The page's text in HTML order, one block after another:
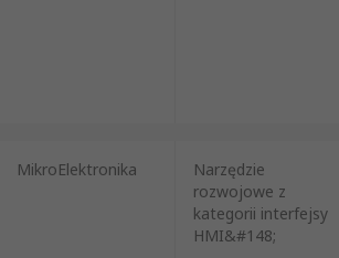
MikroElektronika
Narzędzie
rozwojowe z
kategorii interfejsy
HMI&#148;